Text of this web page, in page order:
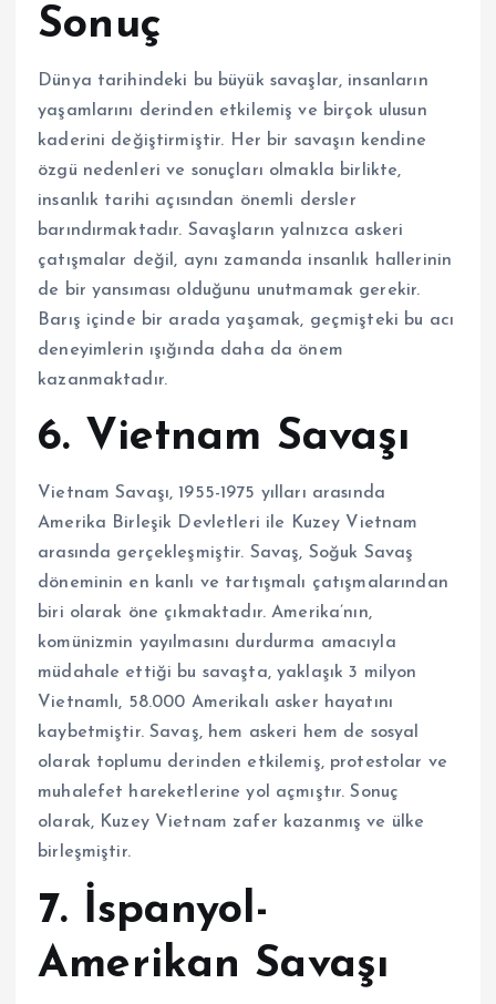
Sonuç
Dünya tarihindeki bu büyük savaşlar, insanların
yaşamlarını derinden etkilemiş ve birçok ulusun
kaderini değiştirmiştir. Her bir savaşın kendine
özgü nedenleri ve sonuçları olmakla birlikte,
insanlık tarihi açısından önemli dersler
barındırmaktadır. Savaşların yalnızca askeri
çatışmalar değil, aynı zamanda insanlık hallerinin
de bir yansıması olduğunu unutmamak gerekir.
Barış içinde bir arada yaşamak, geçmişteki bu acı
deneyimlerin ışığında daha da önem
kazanmaktadır.
6. Vietnam Savaşı
Vietnam Savaşı, 1955-1975 yılları arasında
Amerika Birleşik Devletleri ile Kuzey Vietnam
arasında gerçekleşmiştir. Savaş, Soğuk Savaş
döneminin en kanlı ve tartışmalı çatışmalarından
biri olarak öne çıkmaktadır. Amerika’nın,
komünizmin yayılmasını durdurma amacıyla
müdahale ettiği bu savaşta, yaklaşık 3 milyon
Vietnamlı, 58.000 Amerikalı asker hayatını
kaybetmiştir. Savaş, hem askeri hem de sosyal
olarak toplumu derinden etkilemiş, protestolar ve
muhalefet hareketlerine yol açmıştır. Sonuç
olarak, Kuzey Vietnam zafer kazanmış ve ülke
birleşmiştir.
7. İspanyol-
Amerikan Savaşı